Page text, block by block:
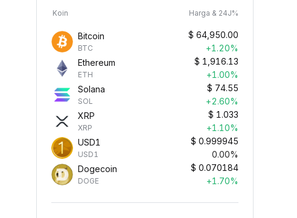
Koin Harga & 24J%
Bitcoin
BTC
$ 64,950.00
+1.20%
Ethereum
ETH
$ 1,916.13
+1.00%
Solana
SOL
$ 74.55
+2.60%
XRP
XRP
$ 1.033
+1.10%
USD1
USD1
$ 0.999945
0.00%
Dogecoin
DOGE
$ 0.070184
+1.70%